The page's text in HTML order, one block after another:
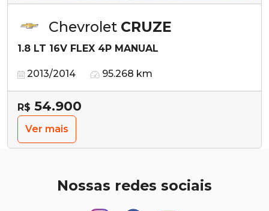
Chevrolet CRUZE
1.8 LT 16V FLEX 4P MANUAL
2013/2014 95.268 km
R$ 54.900
Ver mais
Nossas redes sociais